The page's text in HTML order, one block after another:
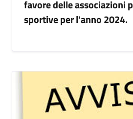
favore delle associazioni
sportive per l'anno 2024.